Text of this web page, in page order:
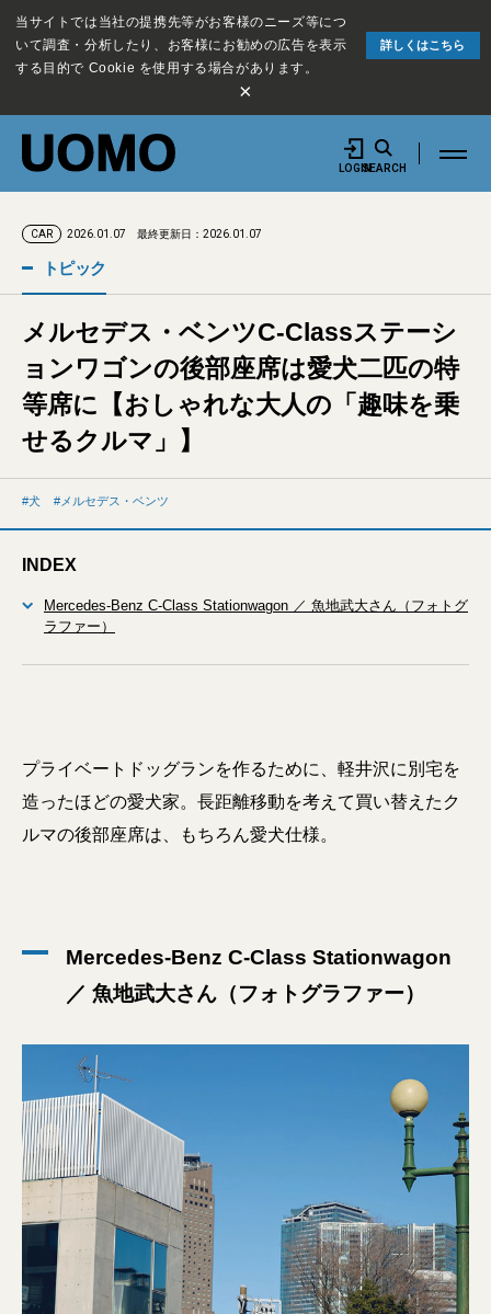
当サイトでは当社の提携先等がお客様のニーズ等につ
いて調査・分析したり、お客様にお勧めの広告を表示
する目的で Cookie を使用する場合があります。
詳しくはこちら
×
LOGINSEARCH
CAR 2026.01.07 最終更新日：2026.01.07
トピック
メルセデス・ベンツC-Classステーシ
ョンワゴンの後部座席は愛犬二匹の特
等席に【おしゃれな大人の「趣味を乗
せるクルマ」】
犬 メルセデス・ベンツ
INDEX
Mercedes-Benz C-Class Stationwagon ／ 魚地武大さん（フォトグ
ラファー）
プライベートドッグランを作るために、軽井沢に別宅を
造ったほどの愛犬家。長距離移動を考えて買い替えたク
ルマの後部座席は、もちろん愛犬仕様。
Mercedes-Benz C-Class Stationwagon
／ 魚地武大さん（フォトグラファー）